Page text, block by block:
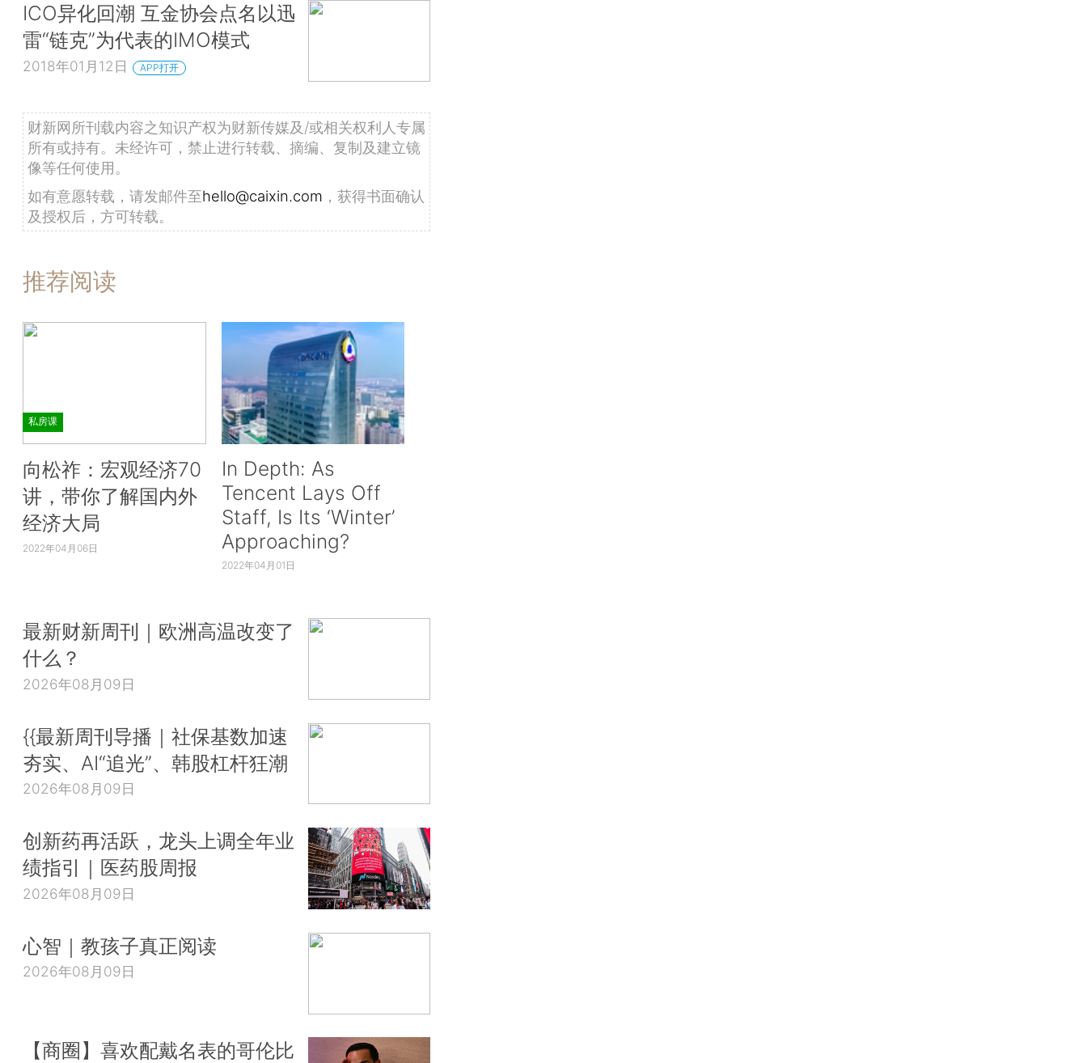
ICO异化回潮 互金协会点名以迅
雷“链克”为代表的IMO模式
2018年01月12日 APP打开
财新网所刊载内容之知识产权为财新传媒及/或相关权利人专属
所有或持有。未经许可，禁止进行转载、摘编、复制及建立镜
像等任何使用。
如有意愿转载，请发邮件至hello@caixin.com ，获得书面确认
及授权后，方可转载。
推荐阅读
私房课
向松祚：宏观经济70
讲，带你了解国内外
经济大局
2022年04月06日
In Depth: As
Tencent Lays Off
Staff, Is Its ‘Winter’
Approaching?
2022年04月01日
最新财新周刊｜欧洲高温改变了
什么？
2026年08月09日
{{最新周刊导播｜社保基数加速
夯实、AI“追光”、韩股杠杆狂潮
2026年08月09日
创新药再活跃，龙头上调全年业
绩指引｜医药股周报
2026年08月09日
心智｜教孩子真正阅读
2026年08月09日
【商圈】喜欢配戴名表的哥伦比